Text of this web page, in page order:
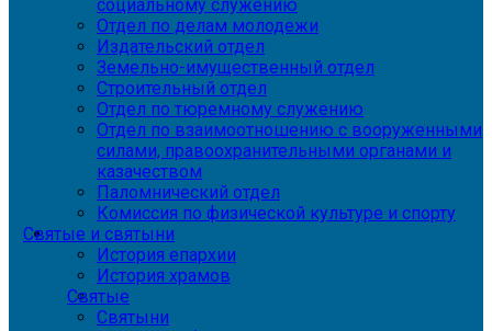
социальному служению
Отдел по делам молодежи
Издательский отдел
Земельно-имущественный отдел
Строительный отдел
Отдел по тюремному служению
Отдел по взаимоотношению с вооруженными
силами, правоохранительными органами и
казачеством
Паломнический отдел
Комиссия по физической культуре и спорту
Святые и святыни
История епархии
История храмов
Святые
Святыни